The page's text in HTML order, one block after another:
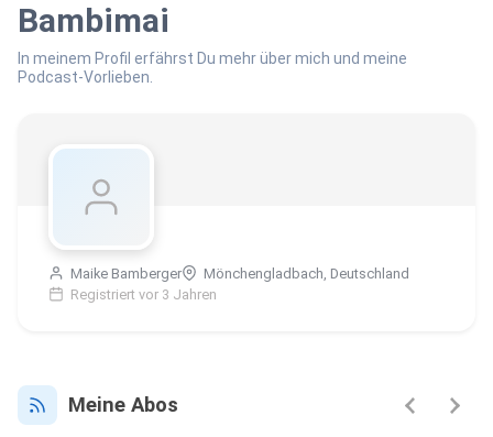
Bambimai
In meinem Profil erfährst Du mehr über mich und meine
Podcast-Vorlieben.
Maike Bamberger
Mönchengladbach, Deutschland
Registriert vor 3 Jahren
Meine Abos